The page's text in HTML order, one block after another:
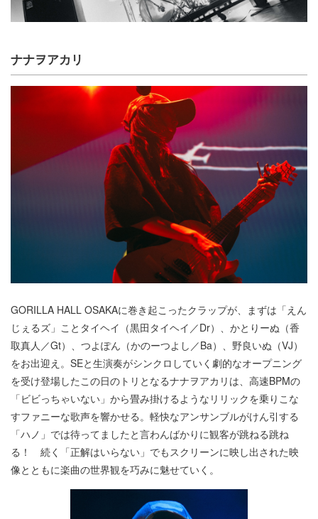
ナナヲアカリ
GORILLA HALL OSAKAに巻き起こったクラップが、まずは「えん
じぇるズ」ことタイヘイ（黒田タイヘイ／Dr）、かとりーぬ（香
取真人／Gt）、つよぽん（かのーつよし／Ba）、野良いぬ（VJ）
をお出迎え。SEと生演奏がシンクロしていく劇的なオープニング
を受け登場したこの日のトリとなるナナヲアカリは、高速BPMの
「ビビっちゃいない」から畳み掛けるようなリリックを乗りこな
すファニーな歌声を響かせる。軽快なアンサンブルがけん引する
「ハノ」では待ってましたと言わんばかりに観客が跳ねる跳ね
る！ 続く「正解はいらない」でもスクリーンに映し出された映
像とともに楽曲の世界観を巧みに魅せていく。